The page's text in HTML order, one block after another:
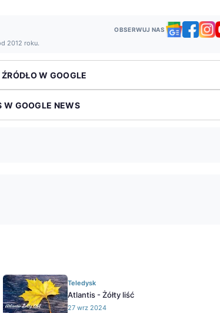
2012 roku.
OBSERWUJ NAS
W GOOGLE
W GOOGLE NEWS
Teledysk
Atlantis - Żółty liść
27 wrz 2024